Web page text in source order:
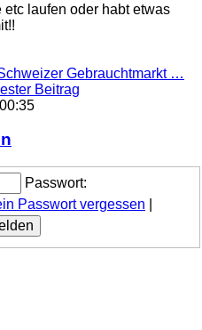
laufen oder habt etwas
Gebrauchtmarkt …
Beitrag
Passwort:
Passwort vergessen